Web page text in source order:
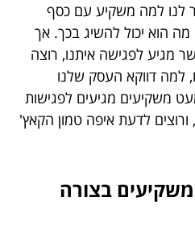
לנו למה משקיע עם כסף
מה הוא יכול להשיג בכך. אך
מגיע לפגישה איתנו, רוצה
למה דווקא העסק שלנו
משקיעים מגיעים לפגישות
לדעת איפה טמון הקאץ'
בצורה